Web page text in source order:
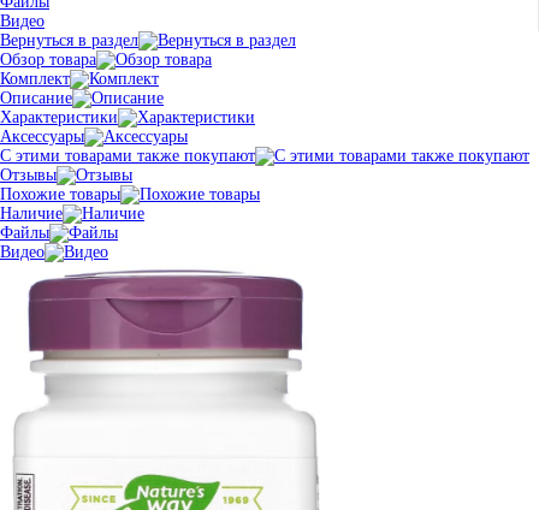
Видео
Вернуться в раздел
Обзор товара
Комплект
Описание
Характеристики
Аксессуары
С этими товарами также покупают
Отзывы
Похожие товары
Наличие
Файлы
Видео